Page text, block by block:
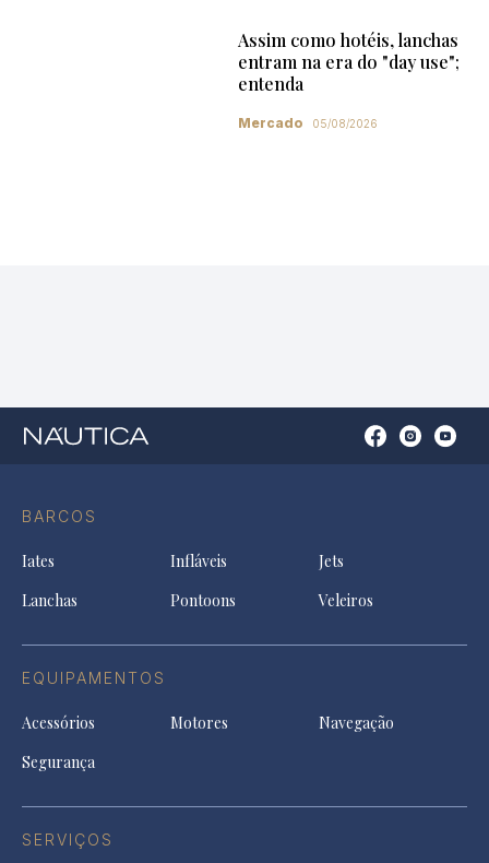
Assim como hotéis, lanchas
entram na era do "day use";
entenda
Mercado 05/08/2026
BARCOS
Iates Infláveis
Jets
Lanchas
Pontoons Veleiros
EQUIPAMENTOS
Acessórios Motores
Navegação
Segurança
SERVIÇOS
OpenOpenOpen